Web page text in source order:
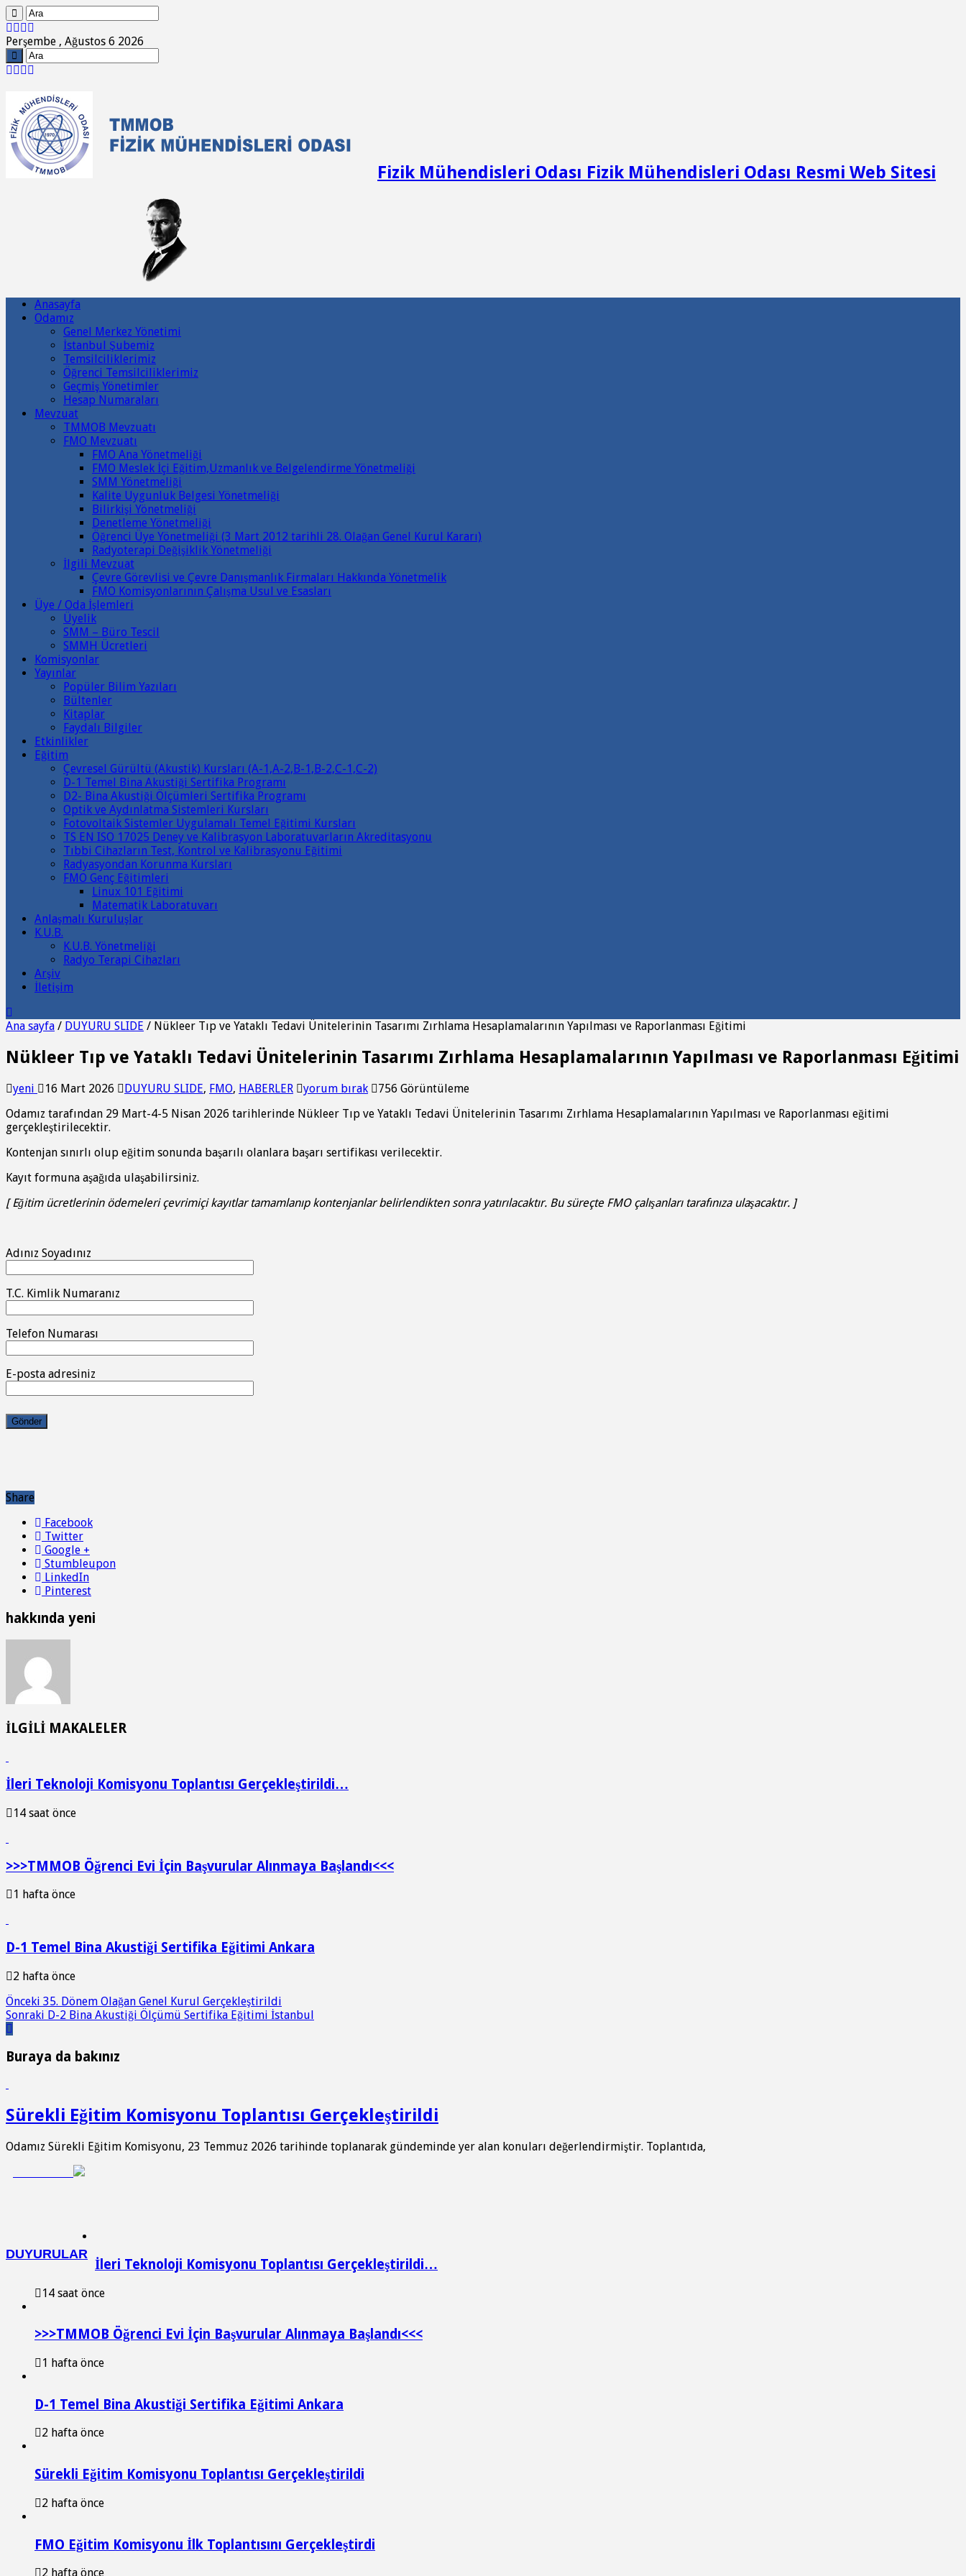
Perşembe , Ağustos 6 2026
Fizik Mühendisleri Odası Fizik Mühendisleri Odası Resmi Web Sitesi
Anasayfa
Odamız
Genel Merkez Yönetimi
İstanbul Şubemiz
Temsilciliklerimiz
Öğrenci Temsilciliklerimiz
Geçmiş Yönetimler
Hesap Numaraları
Mevzuat
TMMOB Mevzuatı
FMO Mevzuatı
FMO Ana Yönetmeliği
FMO Meslek İçi Eğitim,Uzmanlık ve Belgelendirme Yönetmeliği
SMM Yönetmeliği
Kalite Uygunluk Belgesi Yönetmeliği
Bilirkişi Yönetmeliği
Denetleme Yönetmeliği
Öğrenci Üye Yönetmeliği (3 Mart 2012 tarihli 28. Olağan Genel Kurul Kararı)
Radyoterapi Değişiklik Yönetmeliği
İlgili Mevzuat
Çevre Görevlisi ve Çevre Danışmanlık Firmaları Hakkında Yönetmelik
FMO Komisyonlarının Çalışma Usul ve Esasları
Üye / Oda İşlemleri
Üyelik
SMM – Büro Tescil
SMMH Ücretleri
Komisyonlar
Yayınlar
Popüler Bilim Yazıları
Bültenler
Kitaplar
Faydalı Bilgiler
Etkinlikler
Eğitim
Çevresel Gürültü (Akustik) Kursları (A-1,A-2,B-1,B-2,C-1,C-2)
D-1 Temel Bina Akustiği Sertifika Programı
D2- Bina Akustiği Ölçümleri Sertifika Programı
Optik ve Aydınlatma Sistemleri Kursları
Fotovoltaik Sistemler Uygulamalı Temel Eğitimi Kursları
TS EN ISO 17025 Deney ve Kalibrasyon Laboratuvarların Akreditasyonu
Tıbbi Cihazların Test, Kontrol ve Kalibrasyonu Eğitimi
Radyasyondan Korunma Kursları
FMO Genç Eğitimleri
Linux 101 Eğitimi
Matematik Laboratuvarı
Anlaşmalı Kuruluşlar
K.U.B.
K.U.B. Yönetmeliği
Radyo Terapi Cihazları
Arşiv
İletişim
Ana sayfa / DUYURU SLIDE / Nükleer Tıp ve Yataklı Tedavi Ünitelerinin Tasarımı Zırhlama Hesaplamalarının Yapılması ve Raporlanması Eğitimi
Nükleer Tıp ve Yataklı Tedavi Ünitelerinin Tasarımı Zırhlama Hesaplamalarının Yapılması ve Raporlanması Eğitimi
yeni 16 Mart 2026 DUYURU SLIDE, FMO, HABERLER yorum bırak
756 Görüntüleme
Odamız tarafından 29 Mart-4-5 Nisan 2026 tarihlerinde Nükleer Tıp ve Yataklı Tedavi Ünitelerinin Tasarımı Zırhlama Hesaplamalarının Yapılması ve Raporlanması eğitimi
gerçekleştirilecektir.
Kontenjan sınırlı olup eğitim sonunda başarılı olanlara başarı sertifikası verilecektir.
Kayıt formuna aşağıda ulaşabilirsiniz.
[ Eğitim ücretlerinin ödemeleri çevrimiçi kayıtlar tamamlanıp kontenjanlar belirlendikten sonra yatırılacaktır. Bu süreçte FMO çalışanları tarafınıza ulaşacaktır. ]
Adınız Soyadınız
T.C. Kimlik Numaranız
Telefon Numarası
E-posta adresiniz
Share
Facebook
Twitter
Google +
Stumbleupon
LinkedIn
Pinterest
hakkında yeni
İLGİLİ MAKALELER
İleri Teknoloji Komisyonu Toplantısı Gerçekleştirildi…
14 saat önce
>>>TMMOB Öğrenci Evi İçin Başvurular Alınmaya Başlandı<<<
1 hafta önce
D-1 Temel Bina Akustiği Sertifika Eğitimi Ankara
2 hafta önce
Önceki 35. Dönem Olağan Genel Kurul Gerçekleştirildi
Sonraki D-2 Bina Akustiği Ölçümü Sertifika Eğitimi İstanbul
Buraya da bakınız
Sürekli Eğitim Komisyonu Toplantısı Gerçekleştirildi
Odamız Sürekli Eğitim Komisyonu, 23 Temmuz 2026 tarihinde toplanarak gündeminde yer alan konuları değerlendirmiştir. Toplantıda,
DUYURULAR
İleri Teknoloji Komisyonu Toplantısı Gerçekleştirildi…
14 saat önce
>>>TMMOB Öğrenci Evi İçin Başvurular Alınmaya Başlandı<<<
1 hafta önce
D-1 Temel Bina Akustiği Sertifika Eğitimi Ankara
2 hafta önce
Sürekli Eğitim Komisyonu Toplantısı Gerçekleştirildi
2 hafta önce
FMO Eğitim Komisyonu İlk Toplantısını Gerçekleştirdi
2 hafta önce